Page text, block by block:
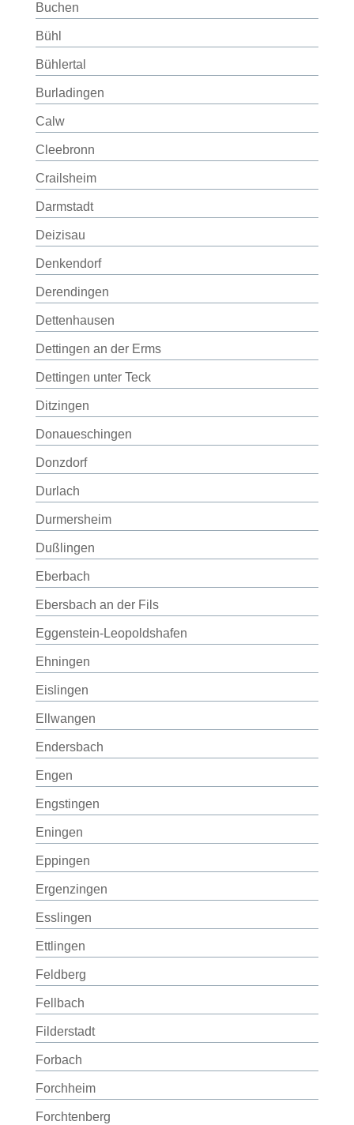
Buchen
Bühl
Bühlertal
Burladingen
Calw
Cleebronn
Crailsheim
Darmstadt
Deizisau
Denkendorf
Derendingen
Dettenhausen
Dettingen an der Erms
Dettingen unter Teck
Ditzingen
Donaueschingen
Donzdorf
Durlach
Durmersheim
Dußlingen
Eberbach
Ebersbach an der Fils
Eggenstein-Leopoldshafen
Ehningen
Eislingen
Ellwangen
Endersbach
Engen
Engstingen
Eningen
Eppingen
Ergenzingen
Esslingen
Ettlingen
Feldberg
Fellbach
Filderstadt
Forbach
Forchheim
Forchtenberg